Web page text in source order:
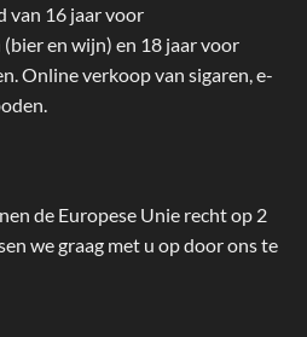
van 16 jaar voor
en wijn) en 18 jaar voor
Online verkoop van sigaren, e-
de Europese Unie recht op 2
we graag met u op door ons te